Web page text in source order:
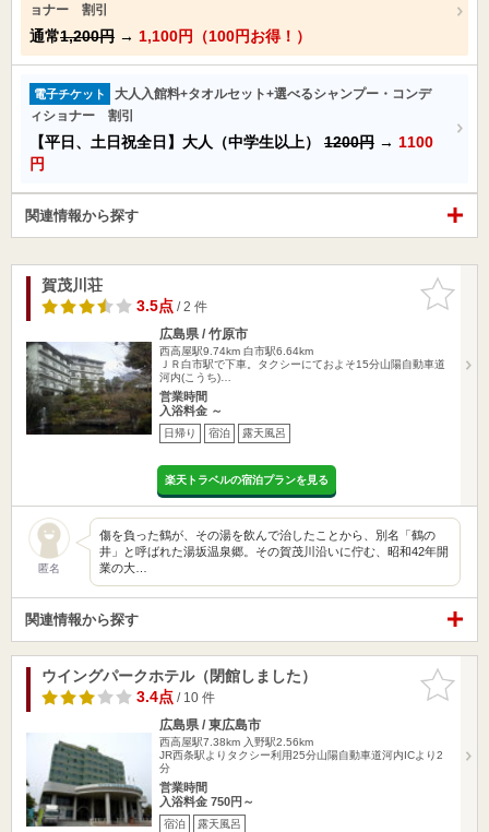
ョナー 割引
通常1,200円 → 1,100円（100円お得！）
電子チケット
大人入館料+タオルセット+選べるシャンプー・コンデ
ィショナー 割引
【平日、土日祝全日】大人（中学生以上） 1200円 → 1100
円
関連情報から探す
お気に入
りに追加
賀茂川荘
3.5点/ 2 件
広島県 / 竹原市
西高屋駅9.74km 白市駅6.64km
ＪＲ白市駅で下車。タクシーにておよそ15分山陽自動車道
河内(こうち)…
営業時間
入浴料金 ～
日帰り 宿泊 露天風呂
楽天トラベルの宿泊プランを見る
匿名
傷を負った鶴が、その湯を飲んで治したことから、別名「鶴の
井」と呼ばれた湯坂温泉郷。その賀茂川沿いに佇む、昭和42年開
業の大…
関連情報から探す
お気に入
りに追加
ウイングパークホテル（閉館しました）
3.4点/ 10 件
広島県 / 東広島市
西高屋駅7.38km 入野駅2.56km
JR西条駅よりタクシー利用25分山陽自動車道河内ICより2
分
営業時間
入浴料金 750円～
宿泊 露天風呂